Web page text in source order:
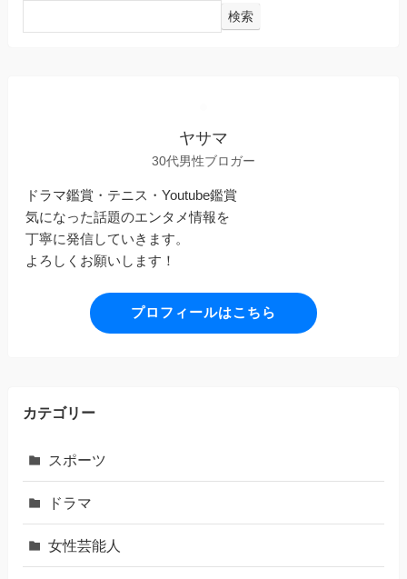
検索
ヤサマ
30代男性ブロガー
ドラマ鑑賞・テニス・Youtube鑑賞
気になった話題のエンタメ情報を
丁寧に発信していきます。
よろしくお願いします！
プロフィールはこちら
カテゴリー
スポーツ
ドラマ
女性芸能人